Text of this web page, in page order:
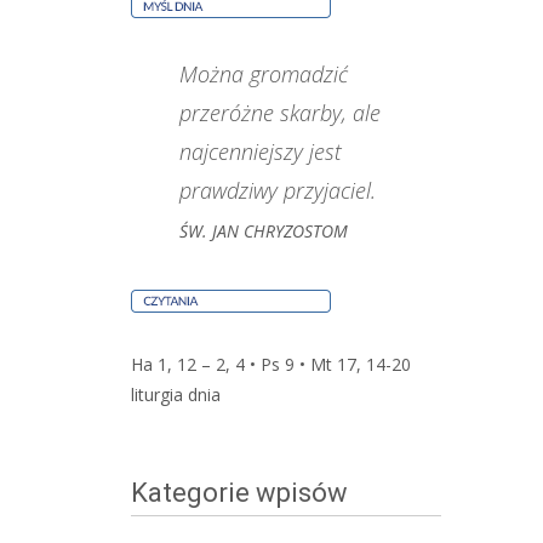
Można gromadzić
przeróżne skarby, ale
najcenniejszy jest
prawdziwy przyjaciel.
ŚW. JAN CHRYZOSTOM
Ha 1, 12 – 2, 4 • Ps 9 • Mt 17, 14-20
liturgia dnia
Kategorie wpisów